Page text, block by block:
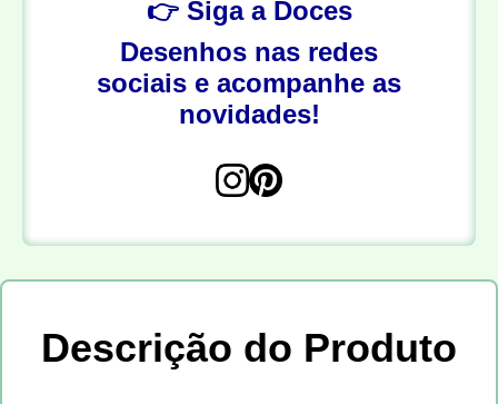
👉 Siga a Doces
Desenhos nas redes
sociais e acompanhe as
novidades!
Descrição do Produto